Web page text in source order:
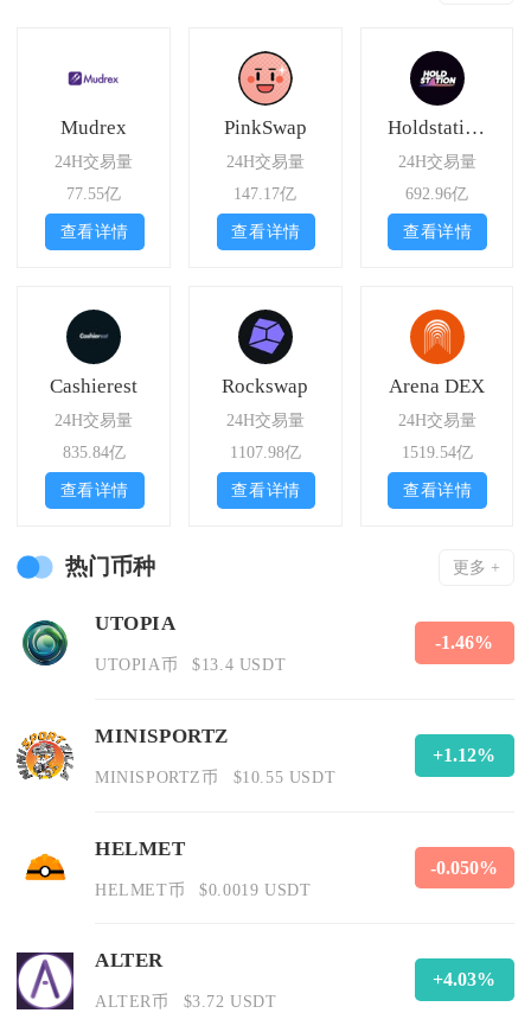
Mudrex
24H交易量
77.55亿
查看详情
PinkSwap
24H交易量
147.17亿
查看详情
Holdstation
24H交易量
692.96亿
查看详情
Cashierest
24H交易量
835.84亿
查看详情
Rockswap
24H交易量
1107.98亿
查看详情
Arena DEX
24H交易量
1519.54亿
查看详情
热门币种 更多 +
UTOPIA
UTOPIA币 $13.4 USDT
-1.46%
MINISPORTZ
MINISPORTZ币 $10.55 USDT
+1.12%
HELMET
HELMET币 $0.0019 USDT
-0.050%
ALTER
ALTER币 $3.72 USDT
+4.03%